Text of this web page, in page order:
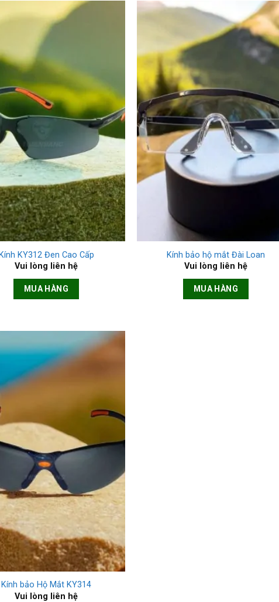
KY312 Đen Cao Cấp
Vui lòng liên hệ
MUA HÀNG
Kính bảo hộ mắt Đài Loan
Vui lòng liên hệ
MUA HÀNG
Kính bảo Hộ Mắt KY314
Vui lòng liên hệ